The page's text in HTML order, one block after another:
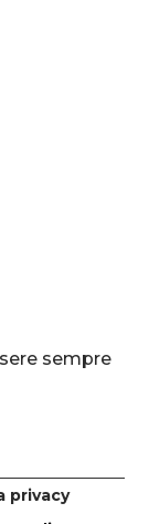
sempre
privacy